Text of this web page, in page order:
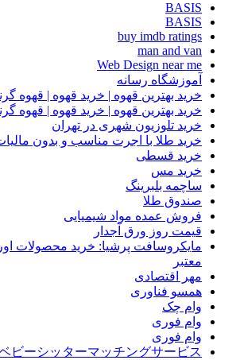
BASIS
BASIS
buy imdb ratings
man and van
Web Design near me
آموزشگاه رسانه
خرید بهترین قهوه | خرید قهوه | قهوه
خرید بهترین قهوه | خرید قهوه | قهوه
خرید تلوزیون شهری در تهران
خرید طلا با اجرت مناسب و بدون
خرید قسطی
خرید مس
ساچمه بلبرینگ
صندوق طلا
فروش عمده مواد شیمیایی
قیمت روز ورق آجدار
مایکروسافت پرشیا: خرید محصولات
معتبر
مهر اقتصادی
همسو فناوری
وام چک
وام فوری
وام فوری
ビーシッターマッチングサービス